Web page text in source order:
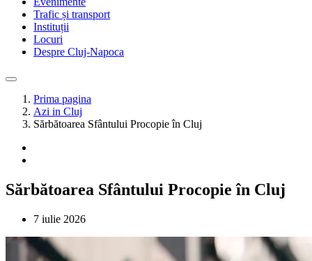
Trafic și transport
Instituții
Locuri
Despre Cluj-Napoca
Prima pagina
Azi in Cluj
Sărbătoarea Sfântului Procopie în Cluj
Sărbătoarea Sfântului Procopie în Cluj
7 iulie 2026